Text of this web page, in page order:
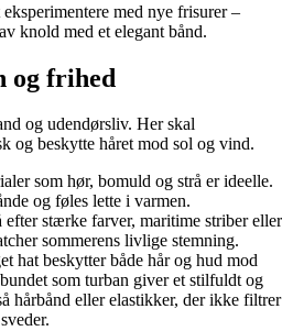
med nye frisurer –
knold med et elegant bånd.
og frihed
og udendørsliv. Her skal
og beskytte håret mod sol og vind.
som hør, bomuld og strå er ideelle.
og føles lette i varmen.
efter stærke farver, maritime striber eller
sommerens livlige stemning.
hat beskytter både hår og hud mod
som turban giver et stilfuldt og
hårbånd eller elastikker, der ikke filtrer